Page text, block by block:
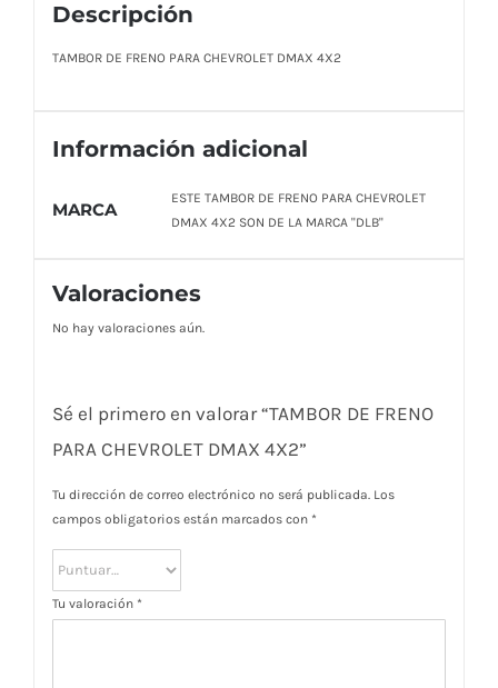
Descripción
TAMBOR DE FRENO PARA CHEVROLET DMAX 4X2
Información adicional
MARCA
ESTE TAMBOR DE FRENO PARA CHEVROLET
DMAX 4X2 SON DE LA MARCA "DLB"
Valoraciones
No hay valoraciones aún.
Sé el primero en valorar “TAMBOR DE FRENO
PARA CHEVROLET DMAX 4X2”
Tu dirección de correo electrónico no será publicada. Los
campos obligatorios están marcados con *
Tu valoración *